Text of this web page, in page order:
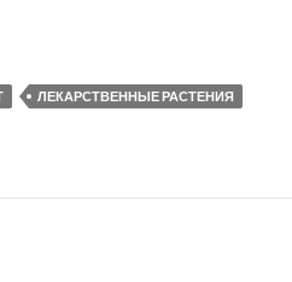
ЛЕКАРСТВЕННЫЕ РАСТЕНИЯ